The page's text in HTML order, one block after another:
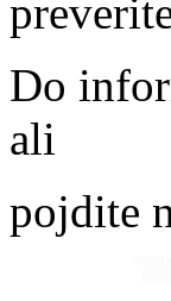
Do
ali
pojdite